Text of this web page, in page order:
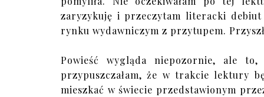
zaryzykuję i przeczytam literacki debiut
rynku wydawniczym z przytupem.
Powieść wygląda niepozornie, ale
przypuszczałam, że w trakcie lektury
mieszkać w świecie przedstawionym